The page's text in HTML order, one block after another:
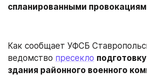
спланированными
Как сообщает УФСБ
ведомство пресекло
здания районного военного